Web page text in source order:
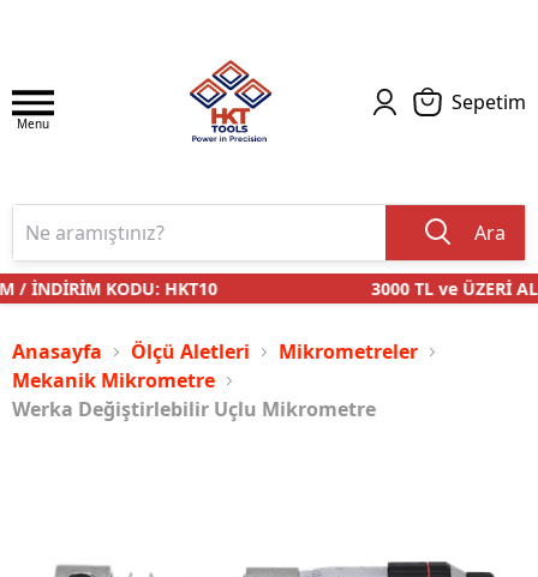
Menu
Sepetim
Ara
İNDİRİM KODU: HKT10 3000 TL ve ÜZERİ
Anasayfa Ölçü Aletleri
Mikrometreler
Mekanik Mikrometre
Werka Değiştirlebilir Uçlu Mikrometre